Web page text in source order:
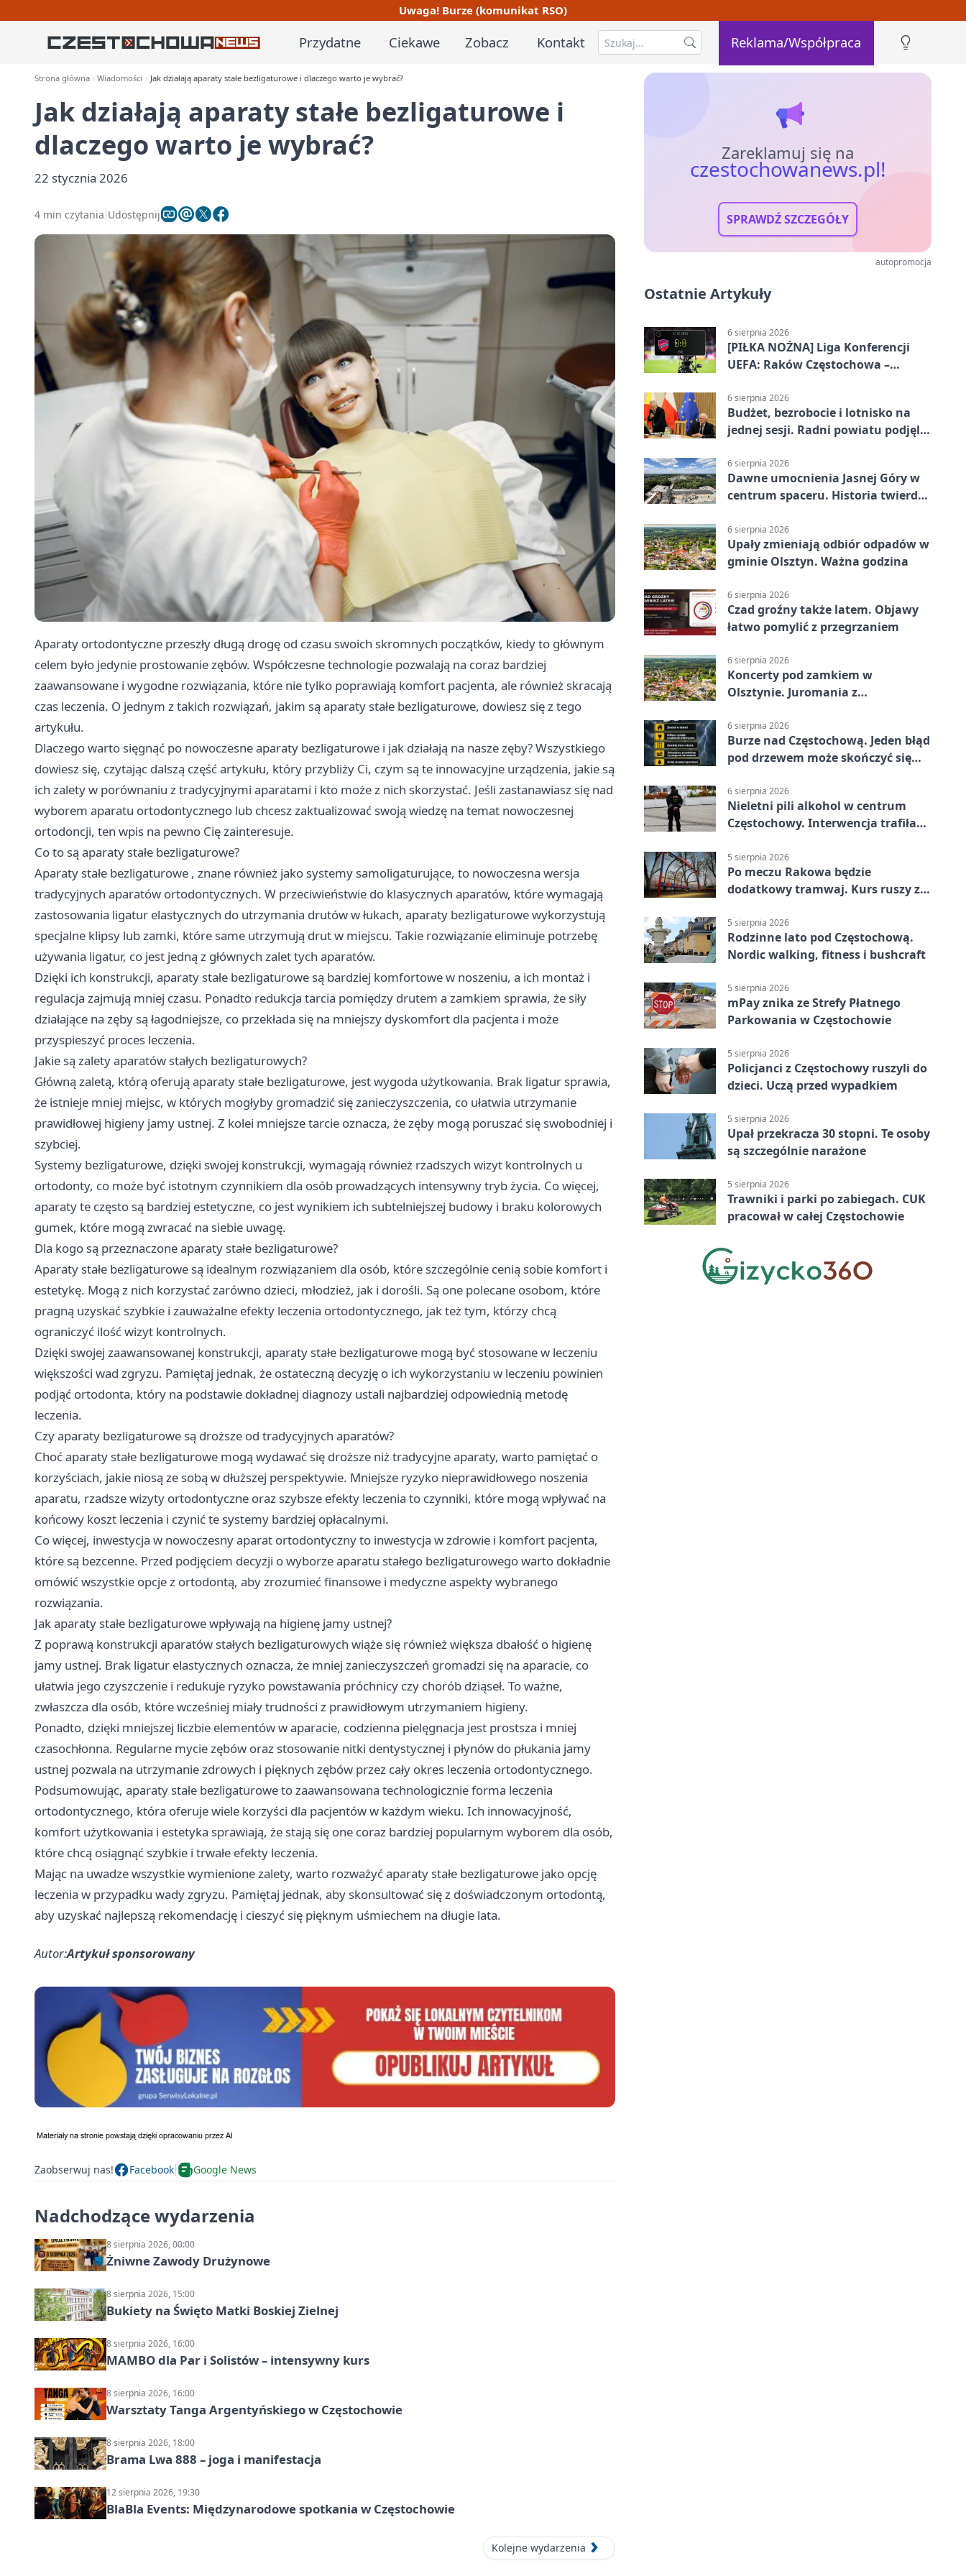
Uwaga! Burze (komunikat RSO)
Przydatne Ciekawe Zobacz Kontakt Reklama/Współpraca
Strona główna Wiadomości Jak działają aparaty stałe bezligaturowe i dlaczego warto je wybrać?
Jak działają aparaty stałe bezligaturowe i
dlaczego warto je wybrać?
22 stycznia 2026
4 min czytania Udostępnij
Aparaty ortodontyczne przeszły długą drogę od czasu swoich skromnych początków, kiedy to głównym
celem było jedynie prostowanie zębów. Współczesne technologie pozwalają na coraz bardziej
zaawansowane i wygodne rozwiązania, które nie tylko poprawiają komfort pacjenta, ale również skracają
czas leczenia. O jednym z takich rozwiązań, jakim są aparaty stałe bezligaturowe, dowiesz się z tego
artykułu.
Dlaczego warto sięgnąć po nowoczesne aparaty bezligaturowe i jak działają na nasze zęby? Wszystkiego
dowiesz się, czytając dalszą część artykułu, który przybliży Ci, czym są te innowacyjne urządzenia, jakie są
ich zalety w porównaniu z tradycyjnymi aparatami i kto może z nich skorzystać. Jeśli zastanawiasz się nad
wyborem aparatu ortodontycznego lub chcesz zaktualizować swoją wiedzę na temat nowoczesnej
ortodoncji, ten wpis na pewno Cię zainteresuje.
Co to są aparaty stałe bezligaturowe?
Aparaty stałe bezligaturowe , znane również jako systemy samoligaturujące, to nowoczesna wersja
tradycyjnych aparatów ortodontycznych. W przeciwieństwie do klasycznych aparatów, które wymagają
zastosowania ligatur elastycznych do utrzymania drutów w łukach, aparaty bezligaturowe wykorzystują
specjalne klipsy lub zamki, które same utrzymują drut w miejscu. Takie rozwiązanie eliminuje potrzebę
używania ligatur, co jest jedną z głównych zalet tych aparatów.
Dzięki ich konstrukcji, aparaty stałe bezligaturowe są bardziej komfortowe w noszeniu, a ich montaż i
regulacja zajmują mniej czasu. Ponadto redukcja tarcia pomiędzy drutem a zamkiem sprawia, że siły
działające na zęby są łagodniejsze, co przekłada się na mniejszy dyskomfort dla pacjenta i może
przyspieszyć proces leczenia.
Jakie są zalety aparatów stałych bezligaturowych?
Główną zaletą, którą oferują aparaty stałe bezligaturowe, jest wygoda użytkowania. Brak ligatur sprawia,
że istnieje mniej miejsc, w których mogłyby gromadzić się zanieczyszczenia, co ułatwia utrzymanie
prawidłowej higieny jamy ustnej. Z kolei mniejsze tarcie oznacza, że zęby mogą poruszać się swobodniej i
szybciej.
Systemy bezligaturowe, dzięki swojej konstrukcji, wymagają również rzadszych wizyt kontrolnych u
ortodonty, co może być istotnym czynnikiem dla osób prowadzących intensywny tryb życia. Co więcej,
aparaty te często są bardziej estetyczne, co jest wynikiem ich subtelniejszej budowy i braku kolorowych
gumek, które mogą zwracać na siebie uwagę.
Dla kogo są przeznaczone aparaty stałe bezligaturowe?
Aparaty stałe bezligaturowe są idealnym rozwiązaniem dla osób, które szczególnie cenią sobie komfort i
estetykę. Mogą z nich korzystać zarówno dzieci, młodzież, jak i dorośli. Są one polecane osobom, które
pragną uzyskać szybkie i zauważalne efekty leczenia ortodontycznego, jak też tym, którzy chcą
ograniczyć ilość wizyt kontrolnych.
Dzięki swojej zaawansowanej konstrukcji, aparaty stałe bezligaturowe mogą być stosowane w leczeniu
większości wad zgryzu. Pamiętaj jednak, że ostateczną decyzję o ich wykorzystaniu w leczeniu powinien
podjąć ortodonta, który na podstawie dokładnej diagnozy ustali najbardziej odpowiednią metodę
leczenia.
Czy aparaty bezligaturowe są droższe od tradycyjnych aparatów?
Choć aparaty stałe bezligaturowe mogą wydawać się droższe niż tradycyjne aparaty, warto pamiętać o
korzyściach, jakie niosą ze sobą w dłuższej perspektywie. Mniejsze ryzyko nieprawidłowego noszenia
aparatu, rzadsze wizyty ortodontyczne oraz szybsze efekty leczenia to czynniki, które mogą wpływać na
końcowy koszt leczenia i czynić te systemy bardziej opłacalnymi.
Co więcej, inwestycja w nowoczesny aparat ortodontyczny to inwestycja w zdrowie i komfort pacjenta,
które są bezcenne. Przed podjęciem decyzji o wyborze aparatu stałego bezligaturowego warto dokładnie
omówić wszystkie opcje z ortodontą, aby zrozumieć finansowe i medyczne aspekty wybranego
rozwiązania.
Jak aparaty stałe bezligaturowe wpływają na higienę jamy ustnej?
Z poprawą konstrukcji aparatów stałych bezligaturowych wiąże się również większa dbałość o higienę
jamy ustnej. Brak ligatur elastycznych oznacza, że mniej zanieczyszczeń gromadzi się na aparacie, co
ułatwia jego czyszczenie i redukuje ryzyko powstawania próchnicy czy chorób dziąseł. To ważne,
zwłaszcza dla osób, które wcześniej miały trudności z prawidłowym utrzymaniem higieny.
Ponadto, dzięki mniejszej liczbie elementów w aparacie, codzienna pielęgnacja jest prostsza i mniej
czasochłonna. Regularne mycie zębów oraz stosowanie nitki dentystycznej i płynów do płukania jamy
ustnej pozwala na utrzymanie zdrowych i pięknych zębów przez cały okres leczenia ortodontycznego.
Podsumowując, aparaty stałe bezligaturowe to zaawansowana technologicznie forma leczenia
ortodontycznego, która oferuje wiele korzyści dla pacjentów w każdym wieku. Ich innowacyjność,
komfort użytkowania i estetyka sprawiają, że stają się one coraz bardziej popularnym wyborem dla osób,
które chcą osiągnąć szybkie i trwałe efekty leczenia.
Mając na uwadze wszystkie wymienione zalety, warto rozważyć aparaty stałe bezligaturowe jako opcję
leczenia w przypadku wady zgryzu. Pamiętaj jednak, aby skonsultować się z doświadczonym ortodontą,
aby uzyskać najlepszą rekomendację i cieszyć się pięknym uśmiechem na długie lata.
Autor:Artykuł sponsorowany
Zaobserwuj nas! Facebook Google News
Nadchodzące wydarzenia
8 sierpnia 2026, 00:00
Żniwne Zawody Drużynowe
8 sierpnia 2026, 15:00
Bukiety na Święto Matki Boskiej Zielnej
8 sierpnia 2026, 16:00
MAMBO dla Par i Solistów – intensywny kurs
8 sierpnia 2026, 16:00
Warsztaty Tanga Argentyńskiego w Częstochowie
8 sierpnia 2026, 18:00
Brama Lwa 888 – joga i manifestacja
12 sierpnia 2026, 19:30
BlaBla Events: Międzynarodowe spotkania w Częstochowie
Kolejne wydarzenia
Zareklamuj się na
czestochowanews.pl!
SPRAWDŹ SZCZEGÓŁY
autopromocja
Ostatnie Artykuły
6 sierpnia 2026
[PIŁKA NOŻNA] Liga Konferencji
UEFA: Raków Częstochowa –
meczu III rundy eliminacji
6 sierpnia 2026
Budżet, bezrobocie i lotnisko na
jednej sesji. Radni powiatu podjęli
6 sierpnia 2026
Dawne umocnienia Jasnej Góry w
centrum spaceru. Historia twierdzy
6 sierpnia 2026
Upały zmieniają odbiór odpadów w
gminie Olsztyn. Ważna godzina
6 sierpnia 2026
Czad groźny także latem. Objawy
łatwo pomylić z przegrzaniem
6 sierpnia 2026
Koncerty pod zamkiem w
Olsztynie. Juromania z
6 sierpnia 2026
Burze nad Częstochową. Jeden błąd
pod drzewem może skończyć się
6 sierpnia 2026
Nieletni pili alkohol w centrum
Częstochowy. Interwencja trafiła
5 sierpnia 2026
Po meczu Rakowa będzie
dodatkowy tramwaj. Kurs ruszy ze
5 sierpnia 2026
Rodzinne lato pod Częstochową.
Nordic walking, fitness i bushcraft
5 sierpnia 2026
mPay znika ze Strefy Płatnego
Parkowania w Częstochowie
5 sierpnia 2026
Policjanci z Częstochowy ruszyli do
dzieci. Uczą przed wypadkiem
5 sierpnia 2026
Upał przekracza 30 stopni. Te osoby
są szczególnie narażone
5 sierpnia 2026
Trawniki i parki po zabiegach. CUK
pracował w całej Częstochowie